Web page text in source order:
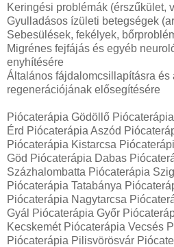
Keringési problémák (érszűkület,
Gyulladásos ízületi betegségek
Sebesülések, fekélyek,
Migrénes fejfájás és egyéb
enyhítésére
Általános fájdalomcsillapításra és
regenerációjának elősegítésére
Piócaterápia Gödöllő
Érd Piócaterápia Aszód
Piócaterápia Kistarcsa
Göd Piócaterápia Dabas
Százhalombatta Piócaterápia
Piócaterápia Tatabánya
Piócaterápia Nagytarcsa
Gyál Piócaterápia Győr
Kecskemét Piócaterápia Vecsés
Piócaterápia Pilisvörösvár